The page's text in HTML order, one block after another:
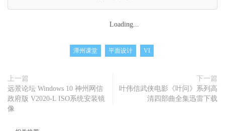
Loading...
潭州课堂 平面设计 VI
上一篇
远景论坛 Windows 10 神州网信
政府版 V2020-L ISO系统安装镜
像
下一篇
叶伟信武侠电影《叶问》系列高
清四部曲全集迅雷下载